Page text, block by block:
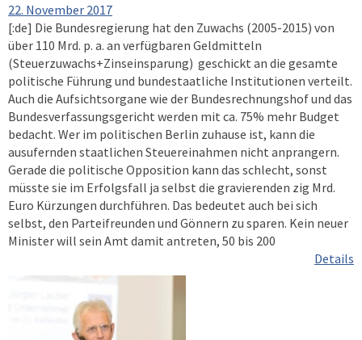
22. November 2017
[:de] Die Bundesregierung hat den Zuwachs (2005-2015) von
über 110 Mrd. p. a. an verfügbaren Geldmitteln
(Steuerzuwachs+Zinseinsparung) geschickt an die gesamte
politische Führung und bundestaatliche Institutionen verteilt.
Auch die Aufsichtsorgane wie der Bundesrechnungshof und das
Bundesverfassungsgericht werden mit ca. 75% mehr Budget
bedacht. Wer im politischen Berlin zuhause ist, kann die
ausufernden staatlichen Steuereinahmen nicht anprangern.
Gerade die politische Opposition kann das schlecht, sonst
müsste sie im Erfolgsfall ja selbst die gravierenden zig Mrd.
Euro Kürzungen durchführen. Das bedeutet auch bei sich
selbst, den Parteifreunden und Gönnern zu sparen. Kein neuer
Minister will sein Amt damit antreten, 50 bis 200
Details